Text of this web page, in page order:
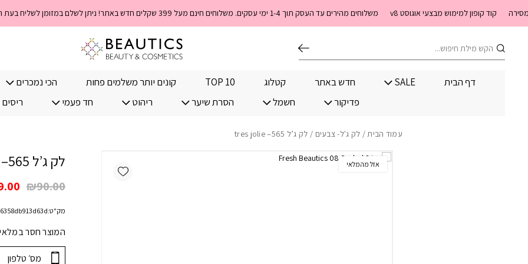
קוד קופון למימוש מבצעי אוגוסט v8 משלוחים מהירים עד העסק תוך 1-4 ימי עסקים. משלוחים חינם מעל 399 שקלים חדש באתר! ניתן לשלם במזומן לשליח בעת המסירה
חיפוש
דף הבית SALE חדש באתר קטלוג TOP 10 קונים יותר משלמים פחות הכי נמכרים
פדיקור
חשמל הסרת שיער ריהוט חד פעמי
עמוד הבית / לק ג'ל- צבעים / לק ג’ל 565– tres jolie
לק ג’ל 565– tres jolie
₪90.00
היה:
מק"ט:6358db913d63d
המוצר חסר
אזל מהמלאי Add wishlist